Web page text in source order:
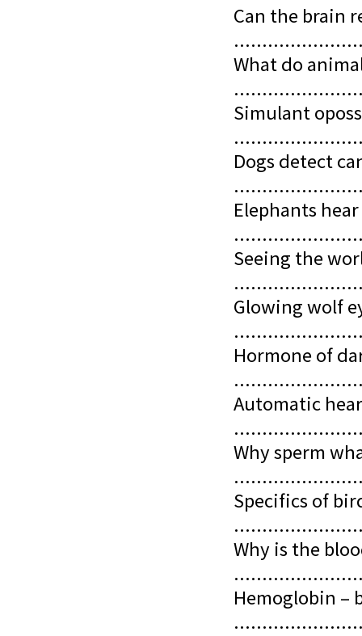
Can the brain
What do
Simulant
Dogs detect
Elephants
Seeing the
Glowing wolf
Hormone of
Automatic
Why sperm
Specifics of
Why is the
Hemoglobin –